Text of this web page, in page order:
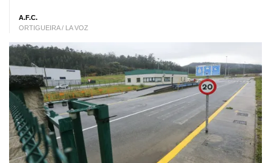
A.F.C.
ORTIGUEIRA / LA VOZ